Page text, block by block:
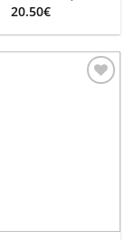
20.50€